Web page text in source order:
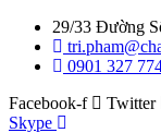
29/33 Đường
0901 327
Facebook-f
Twitter
Skype